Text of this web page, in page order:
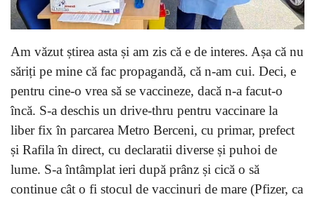
Am văzut știrea asta și am zis că e de interes. Așa că nu
săriți pe mine că fac propagandă, că n-am cui. Deci, e
pentru cine-o vrea să se vaccineze, dacă n-a facut-o
încă. S-a deschis un drive-thru pentru vaccinare la
liber fix în parcarea Metro Berceni, cu primar, prefect
și Rafila în direct, cu declaratii diverse și puhoi de
lume. S-a întâmplat ieri după prânz și cică o să
continue cât o fi stocul de vaccinuri de mare (Pfizer, ca